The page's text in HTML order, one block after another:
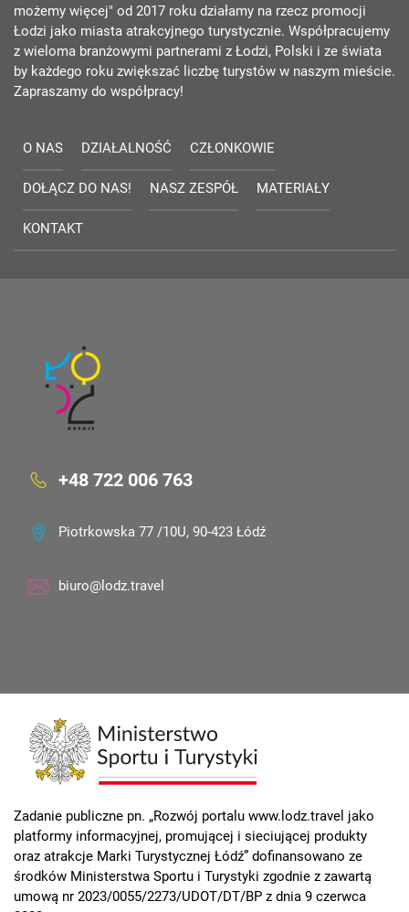
możemy więcej" od 2017 roku działamy na rzecz promocji
Łodzi jako miasta atrakcyjnego turystycznie. Współpracujemy
z wieloma branżowymi partnerami z Łodzi, Polski i ze świata
by każdego roku zwiększać liczbę turystów w naszym mieście.
Zapraszamy do współpracy!
O NAS DZIAŁALNOŚĆ CZŁONKOWIE
DOŁĄCZ DO NAS! NASZ ZESPÓŁ MATERIAŁY
KONTAKT
+48 722 006 763
Piotrkowska 77 /10U, 90-423 Łódź
biuro@lodz.travel
Zadanie publiczne pn. „Rozwój portalu www.lodz.travel jako
platformy informacyjnej, promującej i sieciującej produkty
oraz atrakcje Marki Turystycznej Łódź” dofinansowano ze
środków Ministerstwa Sportu i Turystyki zgodnie z zawartą
umową nr 2023/0055/2273/UDOT/DT/BP z dnia 9 czerwca